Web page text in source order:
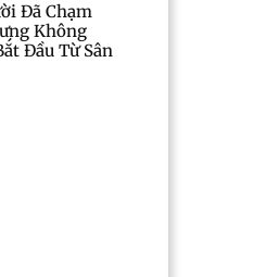
Đã Chạm
Không
Đầu Từ Sân